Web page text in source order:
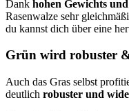
Dank hohen Gewichts
Rasenwalze sehr
du kannst dich über eine
Grün wird robuster
Auch das Gras selbst
deutlich robuster und